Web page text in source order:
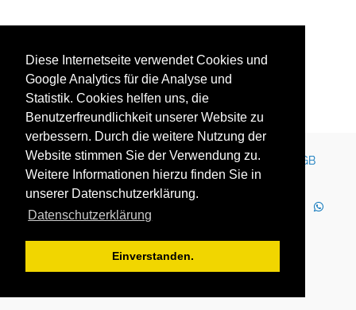
Diese Internetseite verwendet Cookies und
Google Analytics für die Analyse und
Statistik. Cookies helfen uns, die
Benutzerfreundlichkeit unserer Website zu
verbessern. Durch die weitere Nutzung der
Website stimmen Sie der Verwendung zu.
Weitere Informationen hierzu finden Sie in
unserer Datenschutzerklärung.
Datenschutzerklärung
Einverstanden.
Kontakt Impressum Newsletter Karriere
AGB
Datenschutz
Nutzungsbedingungen
WhatsApp
2025 Copyright © YOUTH GLOBE Europa GmbH